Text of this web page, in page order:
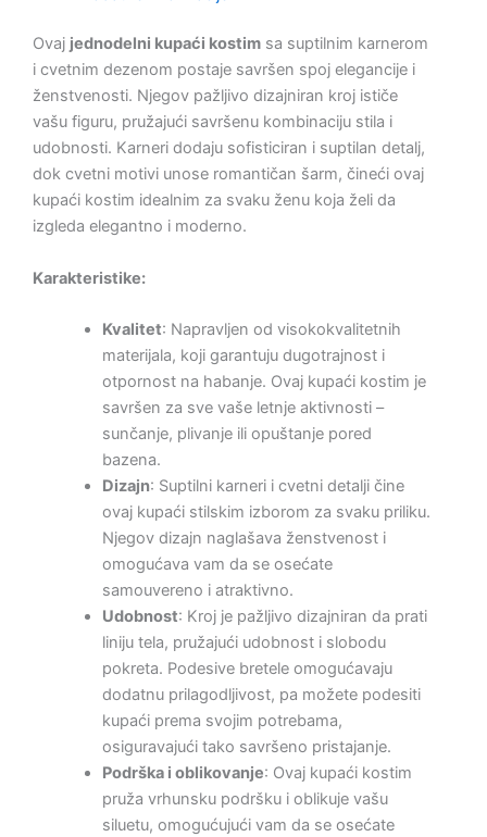
Ovaj jednodelni kupaći kostim sa suptilnim karnerom
i cvetnim dezenom postaje savršen spoj elegancije i
ženstvenosti. Njegov pažljivo dizajniran kroj ističe
vašu figuru, pružajući savršenu kombinaciju stila i
udobnosti. Karneri dodaju sofisticiran i suptilan detalj,
dok cvetni motivi unose romantičan šarm, čineći ovaj
kupaći kostim idealnim za svaku ženu koja želi da
izgleda elegantno i moderno.
Karakteristike:
Kvalitet: Napravljen od visokokvalitetnih
materijala, koji garantuju dugotrajnost i
otpornost na habanje. Ovaj kupaći kostim je
savršen za sve vaše letnje aktivnosti –
sunčanje, plivanje ili opuštanje pored
bazena.
Dizajn: Suptilni karneri i cvetni detalji čine
ovaj kupaći stilskim izborom za svaku priliku.
Njegov dizajn naglašava ženstvenost i
omogućava vam da se osećate
samouvereno i atraktivno.
Udobnost: Kroj je pažljivo dizajniran da prati
liniju tela, pružajući udobnost i slobodu
pokreta. Podesive bretele omogućavaju
dodatnu prilagodljivost, pa možete podesiti
kupaći prema svojim potrebama,
osiguravajući tako savršeno pristajanje.
Podrška i oblikovanje: Ovaj kupaći kostim
pruža vrhunsku podršku i oblikuje vašu
siluetu, omogućujući vam da se osećate